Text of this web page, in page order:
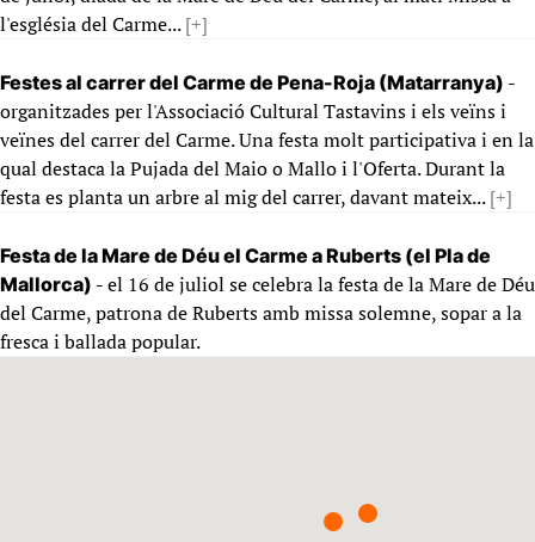
l'església del Carme...[+]
Festes al carrer del Carme de Pena-Roja (Matarranya) -
organitzades per l'Associació Cultural Tastavins i els veïns i
veïnes del carrer del Carme. Una festa molt participativa i en la
qual destaca la Pujada del Maio o Mallo i l'Oferta. Durant la
festa es planta un arbre al mig del carrer, davant mateix...[+]
Festa de la Mare de Déu el Carme a Ruberts (el Pla de
Mallorca) - el 16 de juliol se celebra la festa de la Mare de Déu
del Carme, patrona de Ruberts amb missa solemne, sopar a la
fresca i ballada popular.